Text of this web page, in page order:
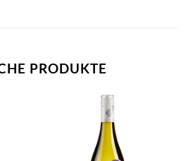
PRODUKTE